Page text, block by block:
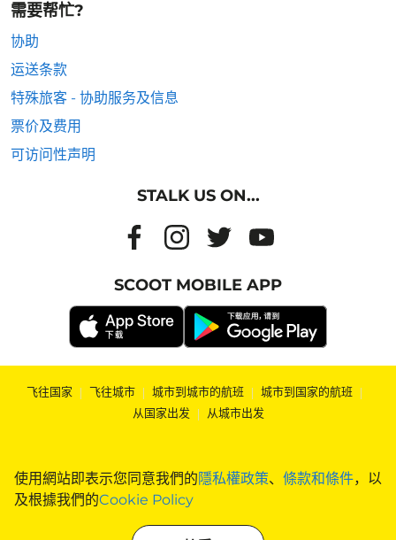
使用網站即表示您同意我們的隱私權政策、 條款和條件，以
及根據我們的Cookie Policy
需要帮忙?
协助
运送条款
特殊旅客 - 协助服务及信息
票价及费用
可访问性声明
STALK US ON...
SCOOT MOBILE APP
飞往国家 | 飞往城市 | 城市到城市的航班 | 城市到国家的航班 |
从国家出发 | 从城市出发